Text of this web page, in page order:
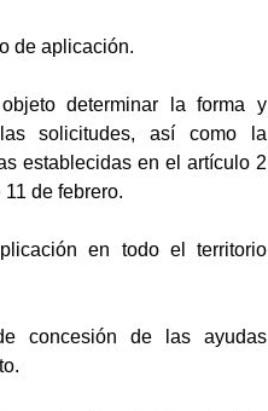
de aplicación.
determinar la forma y
solicitudes, así como la
establecidas en el artículo 2
de febrero.
en todo el territorio
concesión de las ayudas